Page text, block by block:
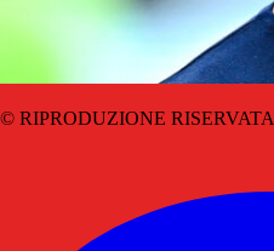
© RIPRODUZIONE RISERVATA